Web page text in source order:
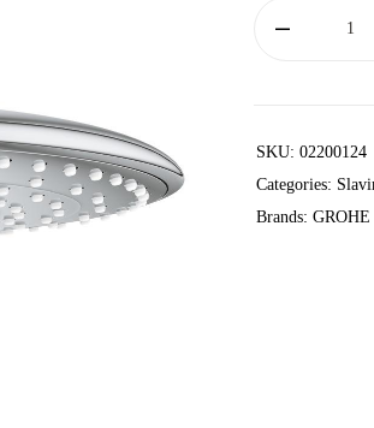
SKU: 02200124
Categories:
Brands: GROHE